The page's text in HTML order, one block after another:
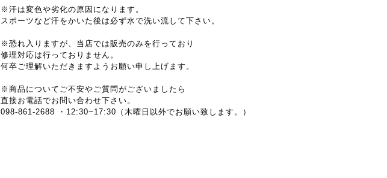
※汗は変色や劣化の原因になります。
スポーツなど汗をかいた後は必ず水で洗い流して下さい。
※恐れ入りますが、当店では販売のみを行っており
修理対応は行っておりません。
何卒ご理解いただきますようお願い申し上げます。
※商品についてご不安やご質問がございましたら
直接お電話でお問い合わせ下さい。
098-861-2688 ・12:30~17:30（木曜日以外でお願い致します。）